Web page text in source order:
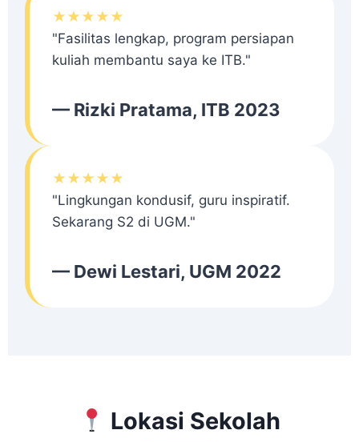
★★★★★
"Fasilitas lengkap, program persiapan
kuliah membantu saya ke ITB."
— Rizki Pratama, ITB 2023
★★★★★
"Lingkungan kondusif, guru inspiratif.
Sekarang S2 di UGM."
— Dewi Lestari, UGM 2022
Lokasi Sekolah